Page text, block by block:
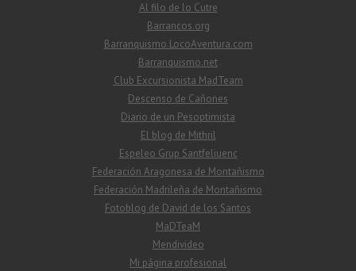
Al filo de lo Cutre
Barrancos.org
Barranquismo.LocoAventura.com
Barranquismo.net
Club Excursionista MadTeam
Descenso de Cañones
Diario de un Pesoptimista
El blog de Mithril
Espeleo Grup Santfeliuenc
Federación Aragonesa de Montañismo
Federación Madrileña de Montañismo
Fotoblog de David de los Santos
MaDTeaM
Mendivideo
Mi página profesional